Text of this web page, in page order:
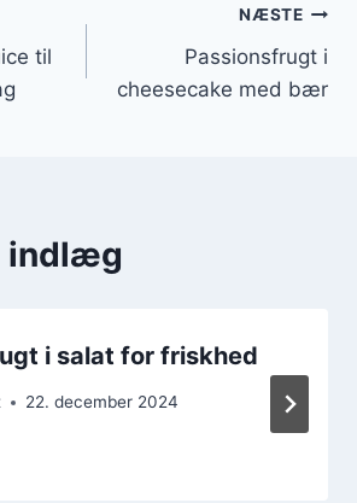
til
NÆSTE
Passionsfrugt i
cheesecake med bær
indlæg
i salat for friskhed
22. december 2024